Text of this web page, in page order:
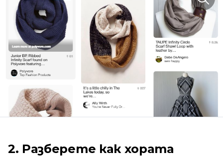
2. Разберете как хората